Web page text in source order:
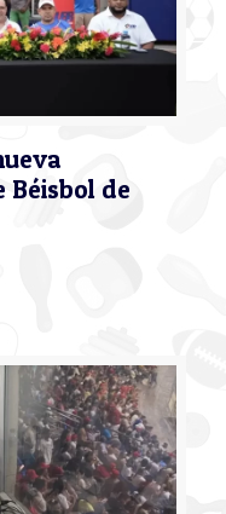
Béisbol de